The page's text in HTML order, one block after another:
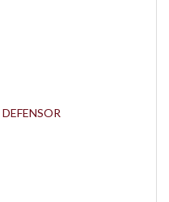
DEFENSOR